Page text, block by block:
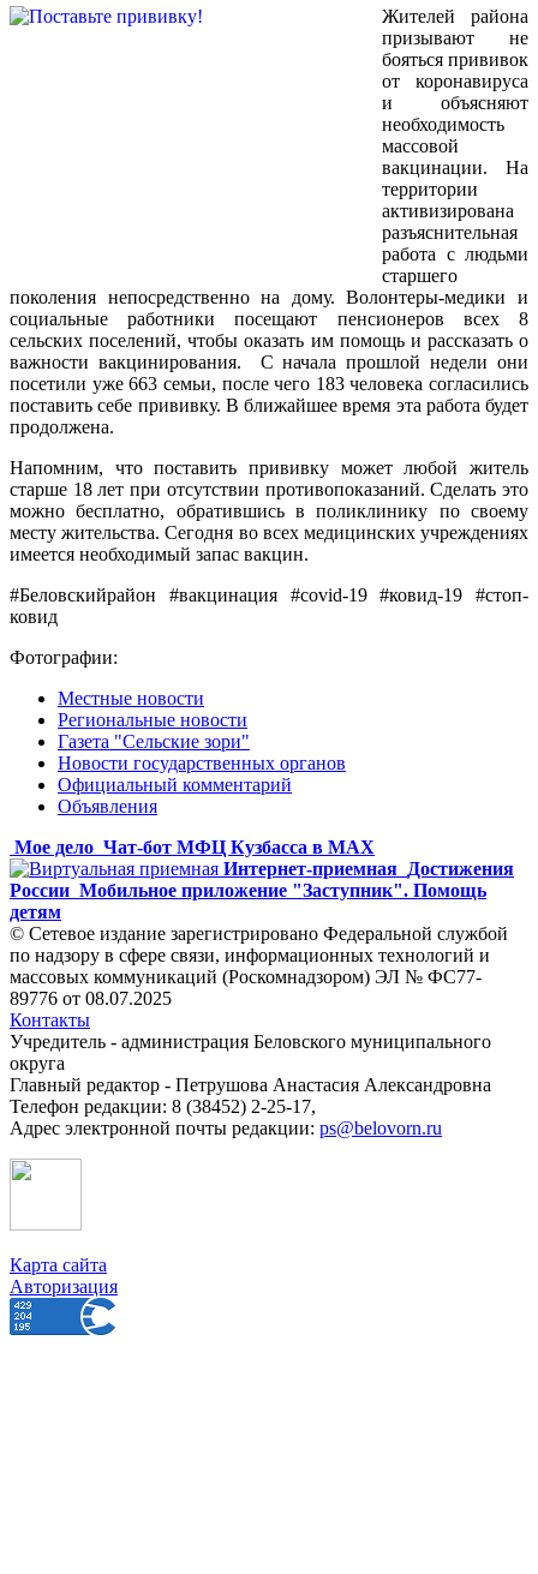
Жителей района
призывают не
бояться прививок
от коронавируса
и объясняют
необходимость
массовой
вакцинации. На
территории
активизирована
разъяснительная
работа с людьми
старшего
поколения непосредственно на дому. Волонтеры-медики и
социальные работники посещают пенсионеров всех 8
сельских поселений, чтобы оказать им помощь и рассказать о
важности вакцинирования. С начала прошлой недели они
посетили уже 663 семьи, после чего 183 человека согласились
поставить себе прививку. В ближайшее время эта работа будет
продолжена.
Напомним, что поставить прививку может любой житель
старше 18 лет при отсутствии противопоказаний. Сделать это
можно бесплатно, обратившись в поликлинику по своему
месту жительства. Сегодня во всех медицинских учреждениях
имеется необходимый запас вакцин.
#Беловскийрайон #вакцинация #covid-19 #ковид-19 #стоп-
ковид
Фотографии:
Местные новости
Региональные новости
Газета "Сельские зори"
Новости государственных органов
Официальный комментарий
Объявления
Мое дело Чат-бот МФЦ Кузбасса в MAX
Интернет-приемная Достижения
России Мобильное приложение "Заступник". Помощь
детям
© Сетевое издание зарегистрировано Федеральной службой
по надзору в сфере связи, информационных технологий и
массовых коммуникаций (Роскомнадзором) ЭЛ № ФС77-
89776 от 08.07.2025
Контакты
Учредитель - администрация Беловского муниципального
округа
Главный редактор - Петрушова Анастасия Александровна
Телефон редакции: 8 (38452) 2-25-17,
Адрес электронной почты редакции: ps@belovorn.ru
Карта сайта
Авторизация